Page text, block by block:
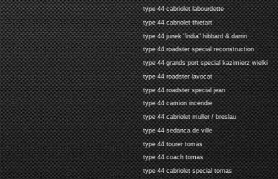
type 44 cabriolet labourdette
type 44 cabriolet thietart
type 44 junek "india" hibbard & darrin
type 44 roadster special reconstruction
type 44 grands port special kazimierz wielki
type 44 roadster lavocat
type 44 roadster special jean
type 44 camion incendie
type 44 cabriolet muller / breslau
type 44 sedanca de ville
type 44 tourer tomas
type 44 coach tomas
type 44 cabriolet special tomas